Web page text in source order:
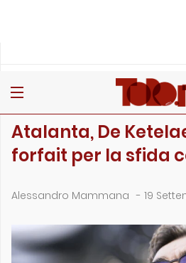
Atalanta, De
forfait per la sfida
Alessandro Mammana - 19